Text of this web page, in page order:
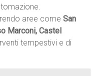
aree comeSan
Marconi, Castel
tempestivi e di